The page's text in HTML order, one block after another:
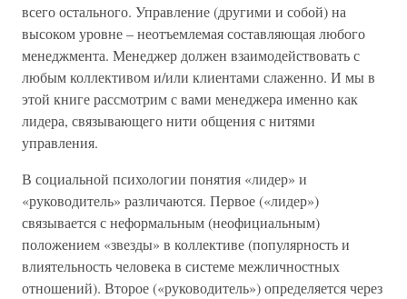
всего остального. Управление (другими и собой) на
высоком уровне – неотъемлемая составляющая любого
менеджмента. Менеджер должен взаимодействовать с
любым коллективом и/или клиентами слаженно. И мы в
этой книге рассмотрим с вами менеджера именно как
лидера, связывающего нити общения с нитями
управления.
В социальной психологии понятия «лидер» и
«руководитель» различаются. Первое («лидер»)
связывается с неформальным (неофициальным)
положением «звезды» в коллективе (популярность и
влиятельность человека в системе межличностных
отношений). Второе («руководитель») определяется через